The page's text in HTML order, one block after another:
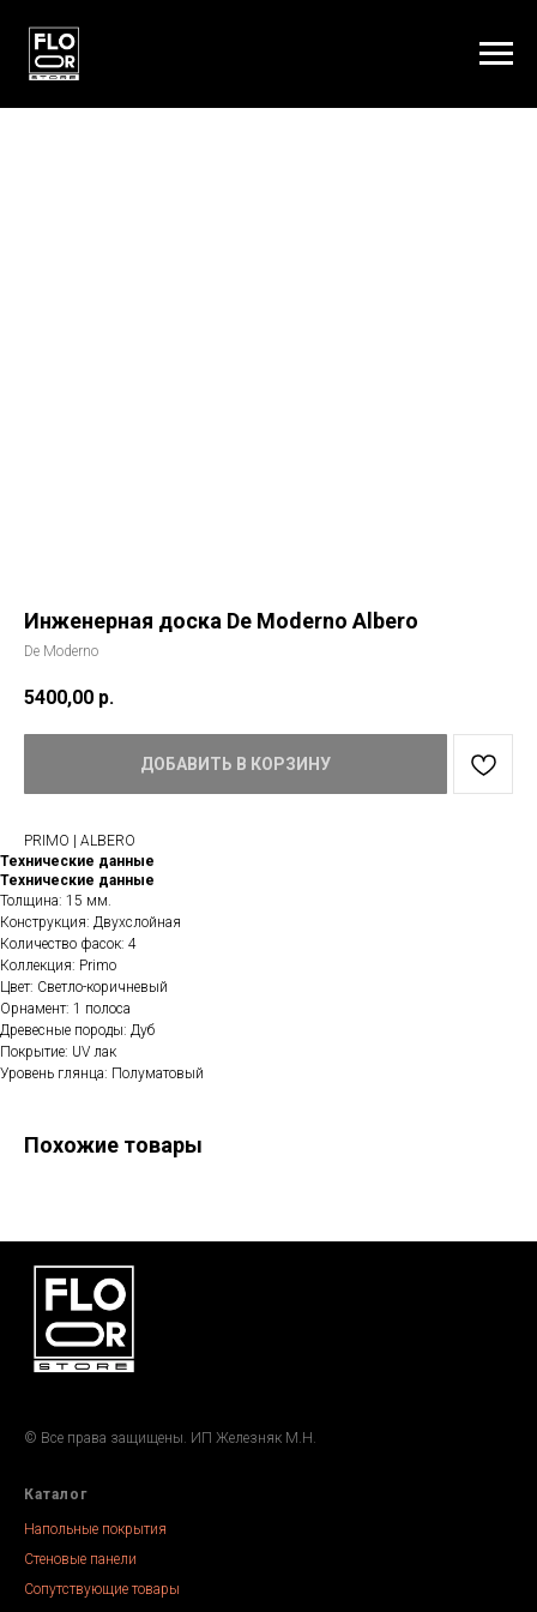
Инженерная доска De Moderno Albero
De Moderno
5400,00 р.
ДОБАВИТЬ В КОРЗИНУ
PRIMO | ALBERO
Технические данные
Технические данные
Толщина: 15 мм.
Конструкция: Двухслойная
Количество фасок: 4
Коллекция: Primo
Цвет: Светло-коричневый
Орнамент: 1 полоса
Древесные породы: Дуб
Покрытие: UV лак
Уровень глянца: Полуматовый
Похожие товары
© Все права защищены. ИП Железняк М.Н.
Каталог
Напольные покрытия
Стеновые панели
Сопутствующие товары